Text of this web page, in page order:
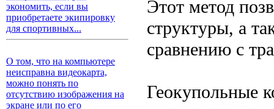
экономить, если вы
приобретаете экипировку
для спортивных...
О том, что на компьютере
неисправна видеокарта,
можно понять по
отсутствию изображения на
экране или по его
Этот метод
структуры, а
сравнению с
Геокупольные